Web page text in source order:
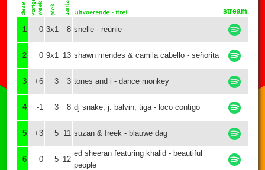
stream
1 0 3x1 8 snelle - reünie
2 0 9x1 13 shawn mendes & camila cabello - señorita
3 +6 3 3 tones and i - dance monkey
4 -1 3 8 dj snake, j. balvin, tiga - loco contigo
5 +3 5 11 suzan & freek - blauwe dag
6 0 5 12
ed sheeran featuring khalid - beautiful
people